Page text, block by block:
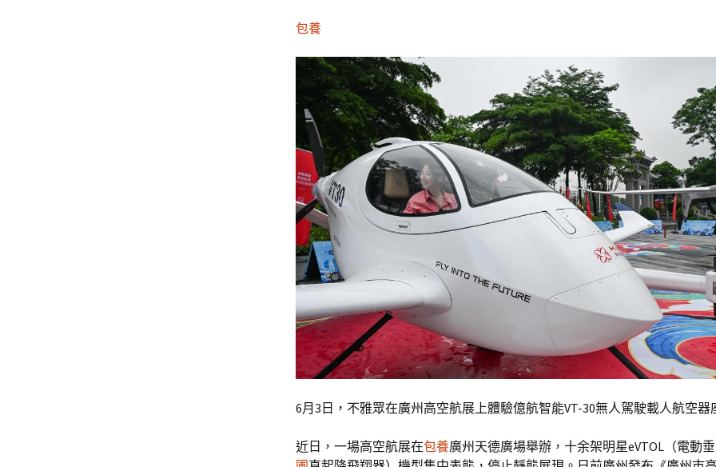
包養
6月3日，不雅眾在廣州高空航展上體驗億航智能VT-30無人駕駛載人航空器
近日，一場高空航展在包養廣州天德廣場舉辦，十余架明星eVTOL（電動垂